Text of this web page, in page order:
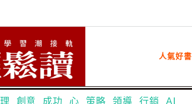
人氣好書
創意 成功 心 策略 領導 行銷 AI